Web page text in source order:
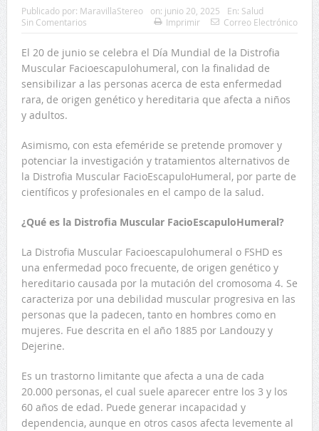
Publicado por: MaravillaStereo on: junio 20, 2025 En: Salud
Sin Comentarios
Imprimir Correo Electrónico
El 20 de junio se celebra el Día Mundial de la Distrofia
Muscular Facioescapulohumeral, con la finalidad de
sensibilizar a las personas acerca de esta enfermedad
rara, de origen genético y hereditaria que afecta a niños
y adultos.
Asimismo, con esta efeméride se pretende promover y
potenciar la investigación y tratamientos alternativos de
la Distrofia Muscular FacioEscapuloHumeral, por parte de
científicos y profesionales en el campo de la salud.
¿Qué es la Distrofia Muscular FacioEscapuloHumeral?
La Distrofia Muscular Facioescapulohumeral o FSHD es
una enfermedad poco frecuente, de origen genético y
hereditario causada por la mutación del cromosoma 4. Se
caracteriza por una debilidad muscular progresiva en las
personas que la padecen, tanto en hombres como en
mujeres. Fue descrita en el año 1885 por Landouzy y
Dejerine.
Es un trastorno limitante que afecta a una de cada
20.000 personas, el cual suele aparecer entre los 3 y los
60 años de edad. Puede generar incapacidad y
dependencia, aunque en otros casos afecta levemente al